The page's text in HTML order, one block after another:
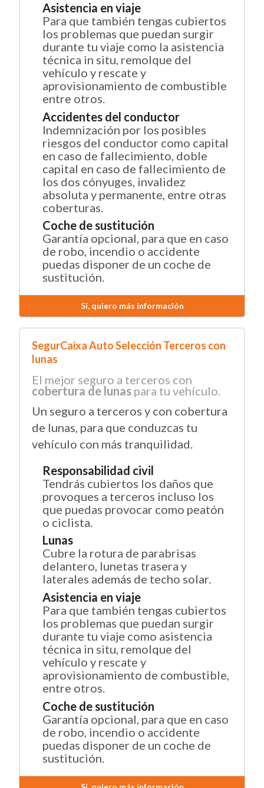
Asistencia en viaje
Para que también tengas cubiertos
los problemas que puedan surgir
durante tu viaje como la asistencia
técnica in situ, remolque del
vehículo y rescate y
aprovisionamiento de combustible
entre otros.
Accidentes del conductor
Indemnización por los posibles
riesgos del conductor como capital
en caso de fallecimiento, doble
capital en caso de fallecimiento de
los dos cónyuges, invalidez
absoluta y permanente, entre otras
coberturas.
Coche de sustitución
Garantía opcional, para que en caso
de robo, incendio o accidente
puedas disponer de un coche de
sustitución.
Sí, quiero más información
SegurCaixa Auto Selección Terceros con
lunas
El mejor seguro a terceros con
cobertura de lunas para tu vehículo.
Un seguro a terceros y con cobertura
de lunas, para que conduzcas tu
vehículo con más tranquilidad.
Responsabilidad civil
Tendrás cubiertos los daños que
provoques a terceros incluso los
que puedas provocar como peatón
o ciclista.
Lunas
Cubre la rotura de parabrisas
delantero, lunetas trasera y
laterales además de techo solar.
Asistencia en viaje
Para que también tengas cubiertos
los problemas que puedan surgir
durante tu viaje como asistencia
técnica in situ, remolque del
vehículo y rescate y
aprovisionamiento de combustible,
entre otros.
Coche de sustitución
Garantía opcional, para que en caso
de robo, incendio o accidente
puedas disponer de un coche de
sustitución.